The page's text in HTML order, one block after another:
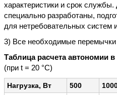
характеристики и срок
специально разработаны,
для нетребовательных
3) Все необходимые перемычки
Таблица расчета автономии в
(при t = 20 °С)
Нагрузка, Вт 500